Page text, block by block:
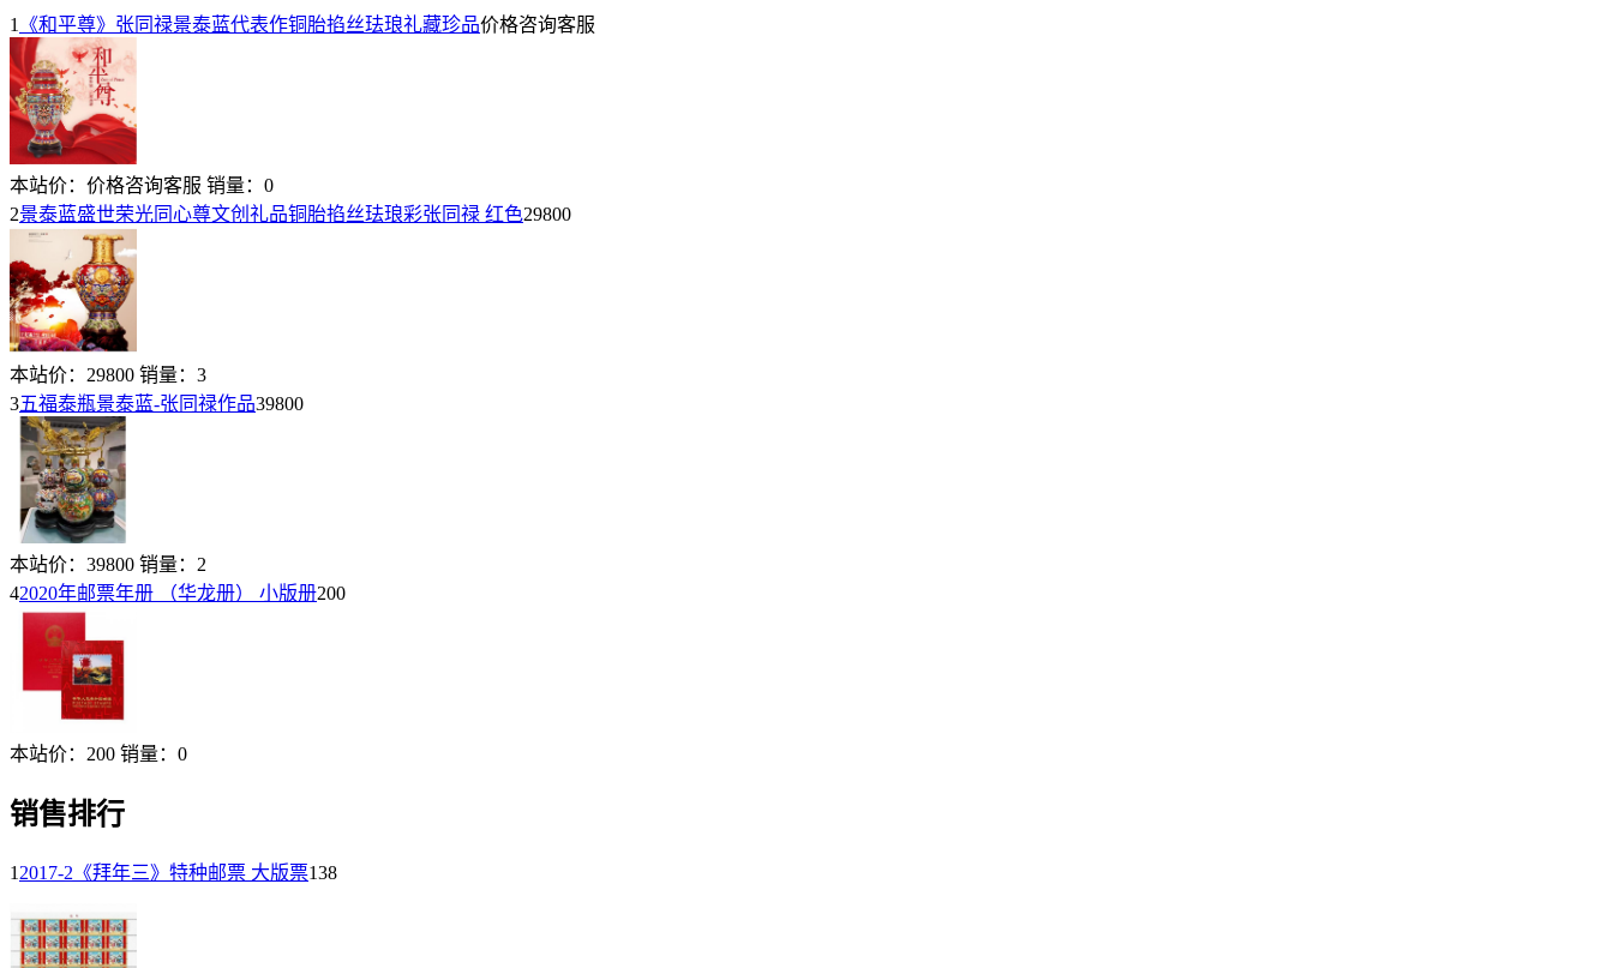
1 《和平尊》张同禄景泰蓝代表作铜胎掐丝珐琅礼藏珍品价格咨询客服
本站价： 价格咨询客服 销量： 0
2景泰蓝盛世荣光同心尊文创礼品铜胎掐丝珐琅彩张同禄 红色29800
本站价： 29800 销量： 3
3五福泰瓶景泰蓝-张同禄作品39800
本站价： 39800 销量： 2
42020年邮票年册 （华龙册） 小版册200
本站价： 200 销量： 0
销售排行
1 2017-2《拜年三》特种邮票 大版票138